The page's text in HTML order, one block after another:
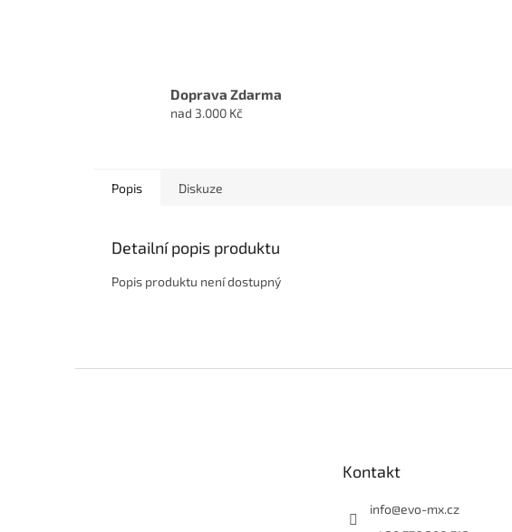
Doprava Zdarma
nad 3.000 Kč
Popis Diskuze
Detailní popis produktu
Popis produktu není dostupný
Kontakt
info@evo-mx.cz